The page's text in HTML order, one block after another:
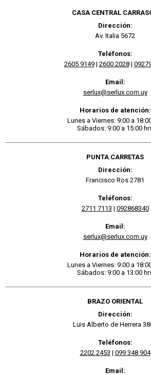
CASA CENTRAL
Dirección:
Av. Italia 5672
Teléfonos:
2605 9149| 2600 2028|
Email:
serlux@serlux.com.uy
Horarios de atención:
Lunes a Viernes: 9:00 a
Sábados: 9:00 a 15:00
PUNTA CARRETAS
Dirección:
Francisco Ros 2781
Teléfonos:
2711 7113 | 092868340
Email:
serlux@serlux.com.uy
Horarios de atención:
Lunes a Viernes: 9:00 a
Sábados: 9:00 a 13:00
BRAZO ORIENTAL
Dirección:
Luis Alberto de Herrera
Teléfonos:
2202 2453 | 099 348 904
Email: